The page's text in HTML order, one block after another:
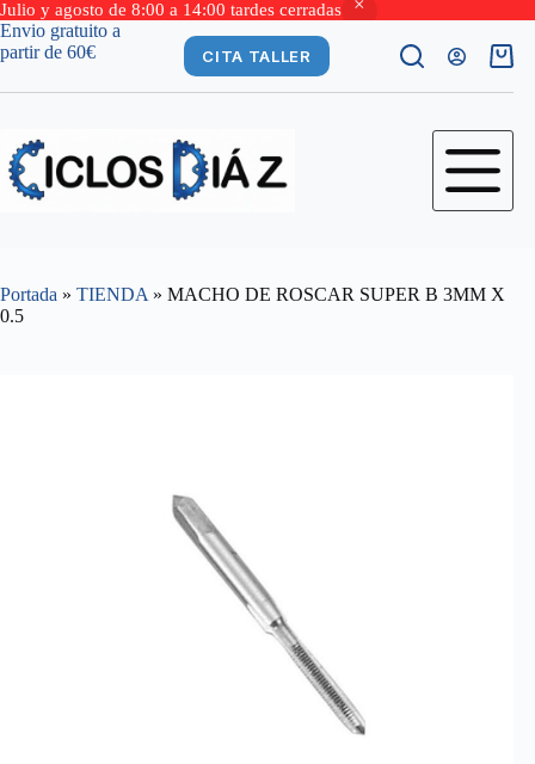
Julio y agosto de 8:00 a 14:00 tardes cerradas
Saltar
al
Envio gratuito a
partir de 60€
CITA TALLER
Carro
Portada » TIENDA » MACHO DE ROSCAR SUPER B 3MM X
0.5